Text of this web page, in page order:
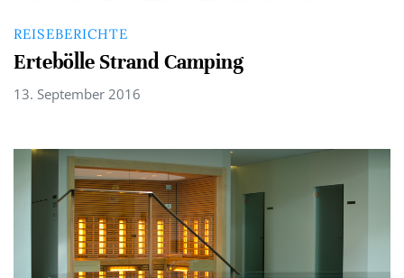
REISEBERICHTE
Ertebölle Strand Camping
13. September 2016